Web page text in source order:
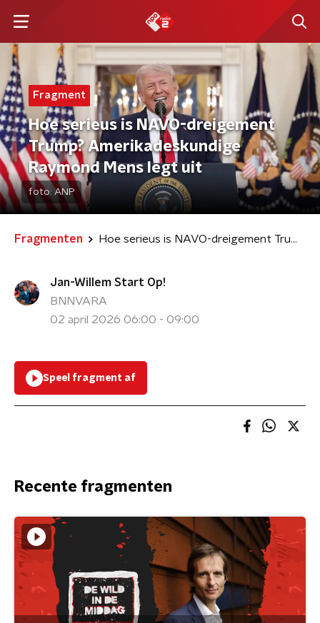
Fragment
Hoe serieus is NAVO-dreigement
Trump? Amerikadeskundige
Raymond Mens legt uit
foto: ANP
Fragmenten Hoe serieus is NAVO-dreigement Trump? Amerikadeskundige Raymond Mens legt uit
Jan-Willem Start Op!
BNNVARA
02 april 2026 06:00 - 09:00
Speel fragment af
Recente fragmenten